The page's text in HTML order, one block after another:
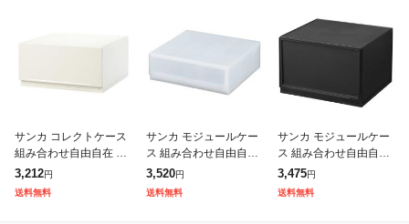
サンカ コレクトケース
組み合わせ自由自在 引
き出し収納ケース ワイ
ドM ホワイト (前パネル
鏡面) ライフスタイルに
3,212円
送料無料
サンカ モジュールケー
ス 組み合わせ自由自在
引き出し収納ケース ワ
イドS クリア ライフス
タイルに合わせて組み
3,520円
送料無料
サンカ モジュールケー
ス 組み合わせ自由自在
引き出し収納ケース ワ
イドL ブラック ライフ
スタイルに合わせて組
3,475円
送料無料